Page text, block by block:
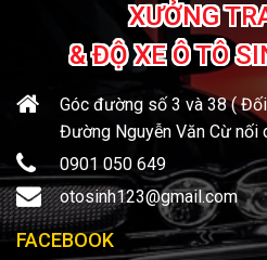
XƯỞNG
& ĐỘ XE Ô TÔ
Góc đường số 3 và 38 (
Đường Nguyễn Văn Cừ nối
0901 050 649
otosinh123@gmail.com
FACEBOOK